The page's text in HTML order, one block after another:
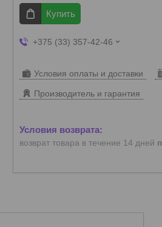
Купить
+375 (33) 357-42-46
Условия оплаты и доставки
Производитель и гарантия
возврат товара в течение 14 дней